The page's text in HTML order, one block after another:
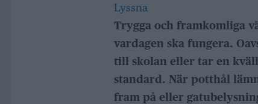
Lyssna
Trygga och framkomliga
vardagen ska fungera.
till skolan eller tar en
standard. När potthål
fram på eller